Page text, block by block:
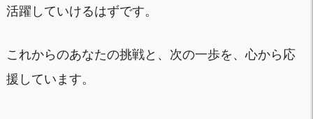
活躍していけるはずです。
これからのあなたの挑戦と、次の一歩を、心から応
援しています。